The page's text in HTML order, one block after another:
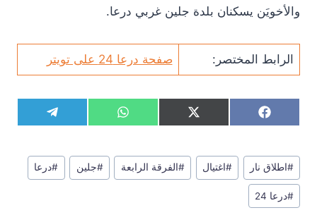
والأخويَن يسكنان بلدة جلين غربي درعا.
الرابط المختصر: صفحة درعا 24 على تويتر
S
h
r
e
o
n
F
a
e
b
o
o
k
S
h
r
o
X
(
w
t
S
h
r
e
o
W
h
t
s
A
S
h
r
e
o
T
e
e
g
r
وسوم
المقال:
#اطلاق نار #اغتيال #الفرقة الرابعة #جلين #درعا
#درعا 24